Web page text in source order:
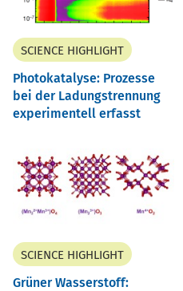
SCIENCE HIGHLIGHT
Photokatalyse: Prozesse
bei der Ladungstrennung
experimentell erfasst
SCIENCE HIGHLIGHT
Grüner Wasserstoff: